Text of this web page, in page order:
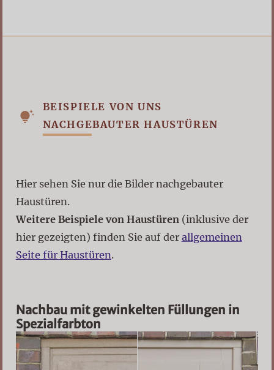
BEISPIELE VON UNS
NACHGEBAUTER HAUSTÜREN
Hier sehen Sie nur die Bilder nachgebauter
Haustüren.
Weitere Beispiele von Haustüren (inklusive der
hier gezeigten) finden Sie auf der allgemeinen
Seite für Haustüren.
Nachbau mit gewinkelten Füllungen in
Spezialfarbton